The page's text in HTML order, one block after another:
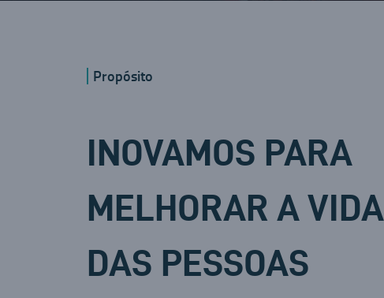
Propósito
INOVAMOS PARA
MELHORAR A VIDA
DAS PESSOAS